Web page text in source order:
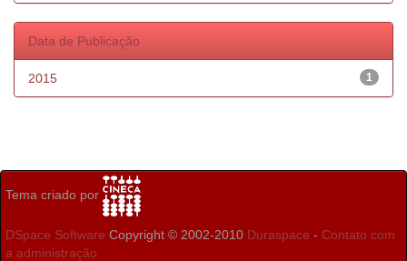
Data de Publicação
1
2015
Tema criado por
DSpace Software Copyright © 2002-2010 Duraspace - Contato com
a administração